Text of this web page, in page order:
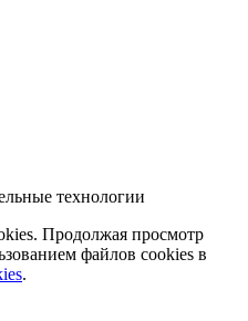
технологии
Продолжая просмотр
файлов cookies в
.